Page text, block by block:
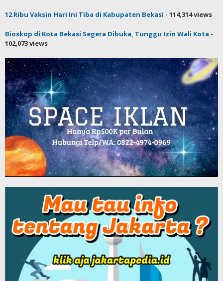
12 Ribu Vaksin Hari Ini Tiba di Kabupaten Bekasi - 114,314 views
Bioskop di Kota Bekasi Segera Dibuka, Tunggu Izin Wali Kota -
102,073 views